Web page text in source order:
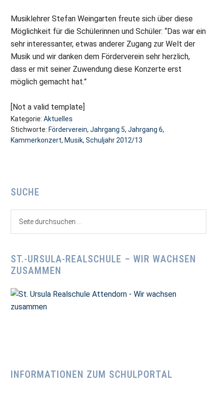
Musiklehrer Stefan Weingarten freute sich über diese
Möglichkeit für die Schülerinnen und Schüler: “Das war ein
sehr interessanter, etwas anderer Zugang zur Welt der
Musik und wir danken dem Förderverein sehr herzlich,
dass er mit seiner Zuwendung diese Konzerte erst
möglich gemacht hat.”
[Not a valid template]
Kategorie:Aktuelles
Stichworte: Förderverein,Jahrgang 5,Jahrgang 6,
Kammerkonzert, Musik,Schuljahr 2012/13
Seitenspalte
SUCHE
ST.-URSULA-REALSCHULE – WIR WACHSEN
ZUSAMMEN
INFORMATIONEN ZUM SCHULPORTAL